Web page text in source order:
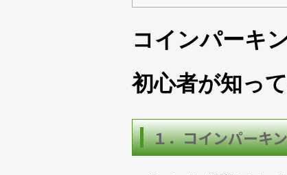
コインパーキ
初心者が知っ
１．コインパーキ